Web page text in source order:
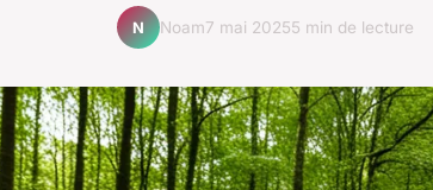
N Noam7 mai 20255 min de lecture